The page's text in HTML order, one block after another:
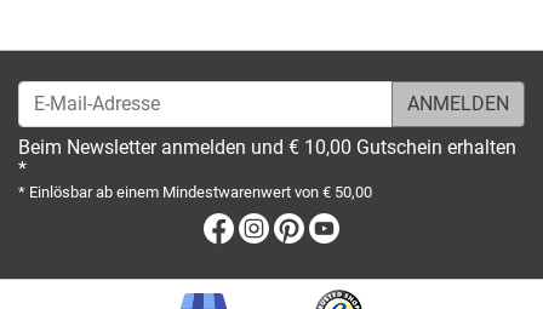
E-Mail-Adresse
Beim Newsletter anmelden und € 10,00 Gutschein erhalten
*
* Einlösbar ab einem Mindestwarenwert von € 50,00
Facebook
Instagram
Pinterest